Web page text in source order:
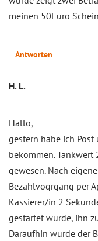
meinen 50Euro
Antworten
H. L.
Hallo,
gestern habe ich
bekommen.
gewesen. Nach
Bezahlvoqrgang per
Kassierer/in 2
gestartet wurde, ihn
Daraufhin wurde der